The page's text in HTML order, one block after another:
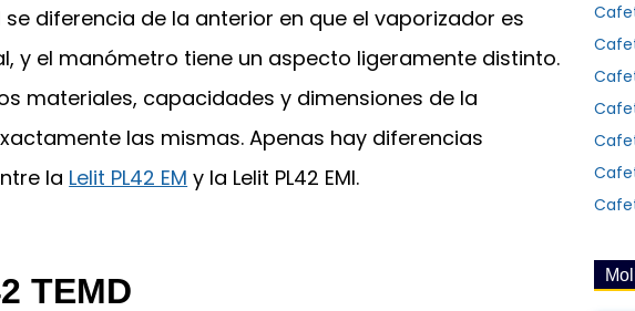
se diferencia de la anterior en que el vaporizador es
y el manómetro tiene un aspecto ligeramente distinto.
materiales, capacidades y dimensiones de la
las mismas. Apenas hay diferencias
la Lelit PL42 EM y la Lelit PL42 EMI.
TEMD